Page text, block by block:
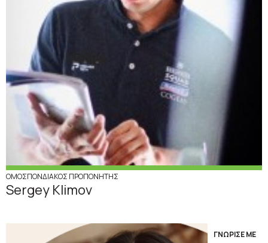
ΟΜΟΣΠΟΝΔΙΑΚΟΣ ΠΡΟΠΟΝΗΤΗΣ
Sergey Klimov
ΓΝΩΡΙΣΕ ΜΕ